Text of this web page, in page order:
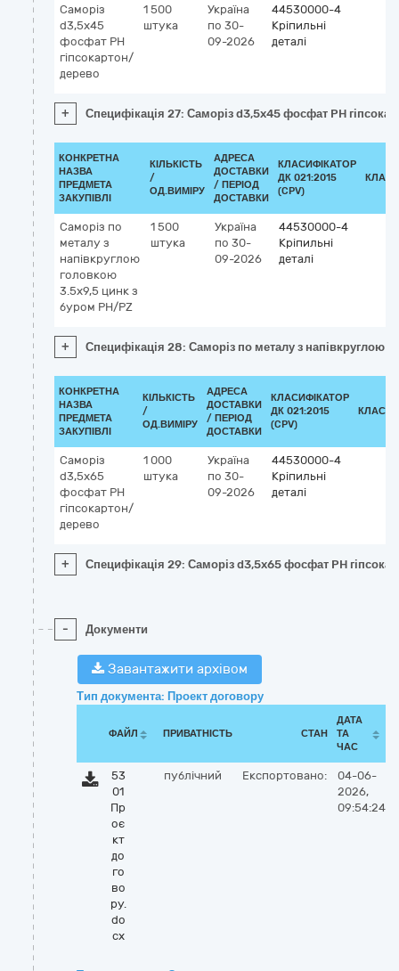
Саморіз
d3,5x45
фосфат PH
гіпсокартон/
дерево
1 500
штука
Україна
по 30-
09-2026
44530000-4
Кріпильні
деталі
+ Специфікація 27: Саморіз d3,5x45 фосфат PH
КОНКРЕТНА
НАЗВА
ПРЕДМЕТА
ЗАКУПІВЛІ
КІЛЬКІСТЬ
/
ОД.ВИМІРУ
АДРЕСА
ДОСТАВКИ
/ ПЕРІОД
ДОСТАВКИ
КЛАСИФІКАТОР
ДК 021:2015
(CPV)
Саморіз по
металу з
напівкруглою
головкою
3.5х9,5 цинк з
буром PH/PZ
1 500
штука
Україна
по 30-
09-2026
44530000-4
Кріпильні
деталі
+ Специфікація 28: Саморіз по металу з напівкруглою
КОНКРЕТНА
НАЗВА
ПРЕДМЕТА
ЗАКУПІВЛІ
КІЛЬКІСТЬ
/
ОД.ВИМІРУ
АДРЕСА
ДОСТАВКИ
/ ПЕРІОД
ДОСТАВКИ
КЛАСИФІКАТОР
ДК 021:2015
(CPV)
Саморіз
d3,5x65
фосфат PH
гіпсокартон/
дерево
1 000
штука
Україна
по 30-
09-2026
44530000-4
Кріпильні
деталі
+ Специфікація 29: Саморіз d3,5x65 фосфат PH
- Документи
Завантажити архівом
Тип документа: Проект договору
ФАЙЛ ПРИВАТНІСТЬ СТАН
ДАТА
ТА
ЧАС
53
01
Пр
оє
кт
до
го
во
ру.
do
cx
публічний Експортовано:
04-06-
2026,
09:54:24